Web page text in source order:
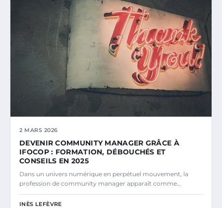
2 MARS 2026
DEVENIR COMMUNITY MANAGER GRÂCE À
IFOCOP : FORMATION, DÉBOUCHÉS ET
CONSEILS EN 2025
Dans un univers numérique en perpétuel mouvement, la
profession de community manager apparaît comme…
INÈS LEFÈVRE